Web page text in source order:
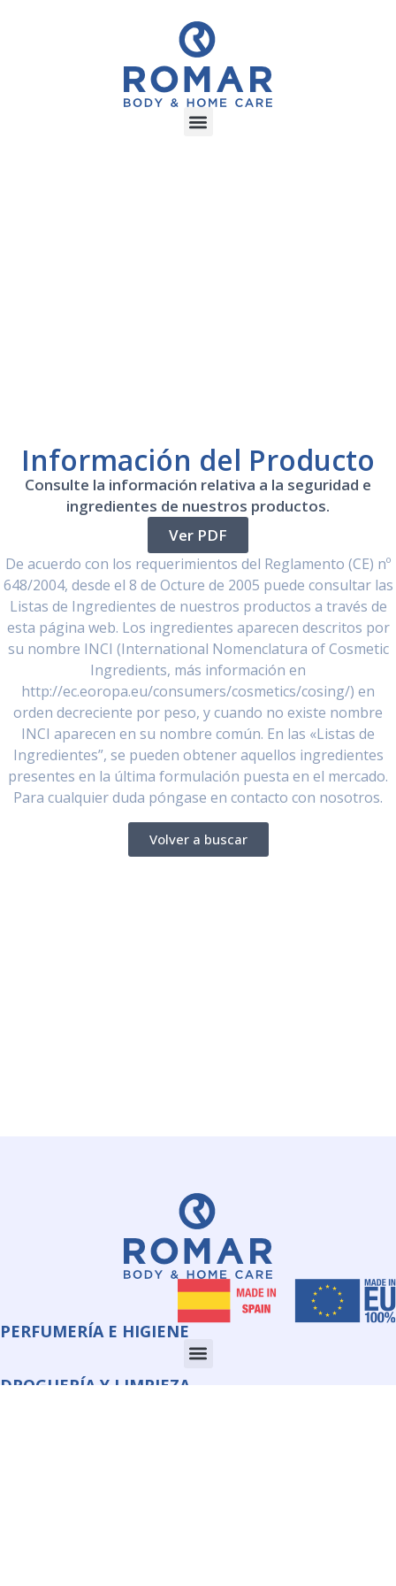
Información del Producto
Consulte la información relativa a la seguridad e
ingredientes de nuestros productos.
Ver PDF
De acuerdo con los requerimientos del Reglamento (CE) nº
648/2004, desde el 8 de Octure de 2005 puede consultar las
Listas de Ingredientes de nuestros productos a través de
esta página web. Los ingredientes aparecen descritos por
su nombre INCI (International Nomenclatura of Cosmetic
Ingredients, más información en
http://ec.eoropa.eu/consumers/cosmetics/cosing/) en
orden decreciente por peso, y cuando no existe nombre
INCI aparecen en su nombre común. En las «Listas de
Ingredientes”, se pueden obtener aquellos ingredientes
presentes en la última formulación puesta en el mercado.
Para cualquier duda póngase en contacto con nosotros.
Volver a buscar
PERFUMERÍA E HIGIENE
DROGUERÍA Y LIMPIEZA